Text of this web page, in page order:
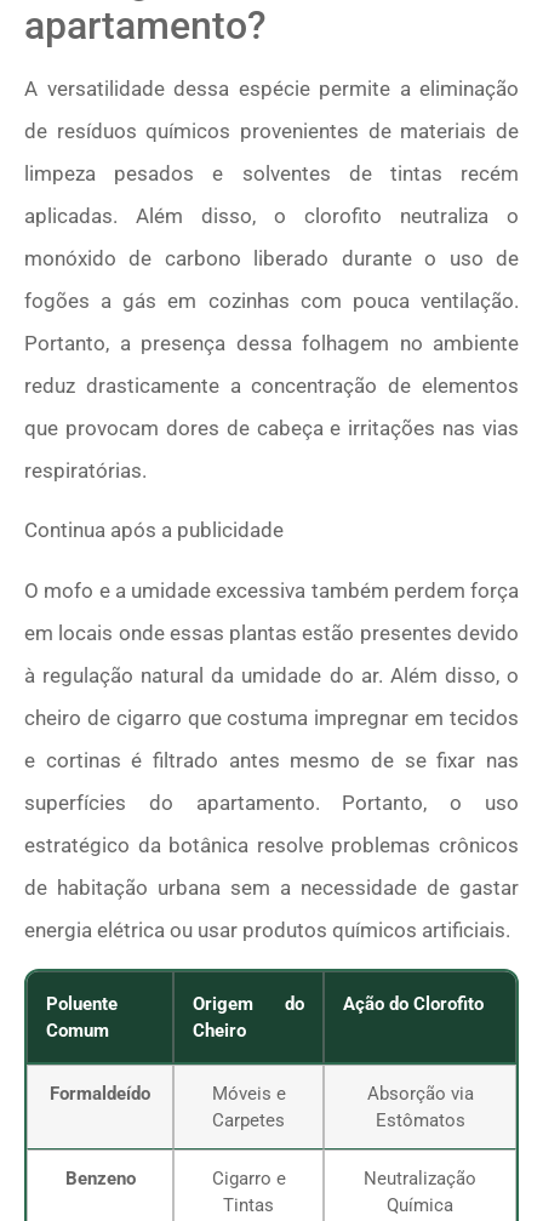
apartamento?
A versatilidade dessa espécie permite a eliminação
de resíduos químicos provenientes de materiais de
limpeza pesados e solventes de tintas recém
aplicadas. Além disso, o clorofito neutraliza o
monóxido de carbono liberado durante o uso de
fogões a gás em cozinhas com pouca ventilação.
Portanto, a presença dessa folhagem no ambiente
reduz drasticamente a concentração de elementos
que provocam dores de cabeça e irritações nas vias
respiratórias.
Continua após a publicidade
O mofo e a umidade excessiva também perdem força
em locais onde essas plantas estão presentes devido
à regulação natural da umidade do ar. Além disso, o
cheiro de cigarro que costuma impregnar em tecidos
e cortinas é filtrado antes mesmo de se fixar nas
superfícies do apartamento. Portanto, o uso
estratégico da botânica resolve problemas crônicos
de habitação urbana sem a necessidade de gastar
energia elétrica ou usar produtos químicos artificiais.
Poluente
Comum
Origem do
Cheiro
Ação do Clorofito
Formaldeído
Móveis e
Carpetes
Absorção via
Estômatos
Benzeno
Cigarro e
Tintas
Neutralização
Química